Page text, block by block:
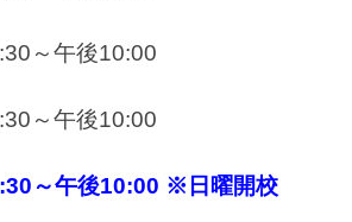
～午後10:00
～午後10:00
～午後10:00 ※日曜開校